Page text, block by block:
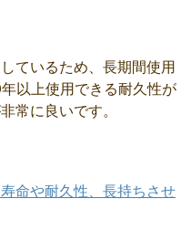
ているため、長期間使用
以上使用できる耐久性が
常に良いです。
命や耐久性、長持ちさせ